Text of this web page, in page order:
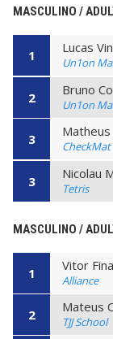
MASCULINO /
1 Lucas
Un1on
2 Bruno
Un1on
3 CheckMat
3 Nicolau
Tetris
MASCULINO /
1 Vitor
Alliance
2 Mateus
TJJ School